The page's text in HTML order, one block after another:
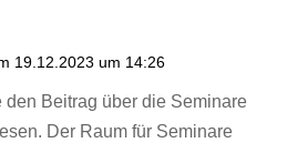
19.12.2023 um 14:26
den Beitrag über die Seminare
Der Raum für Seminare